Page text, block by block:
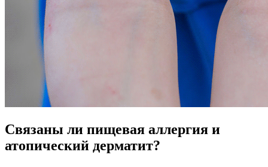
Связаны ли пищевая аллергия и
атопический дерматит?